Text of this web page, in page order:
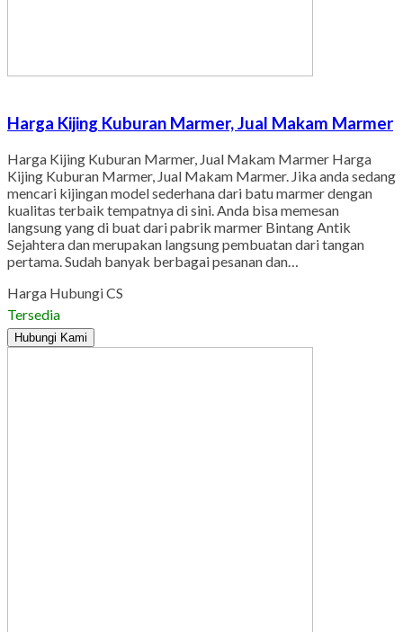
Harga Kijing Kuburan Marmer, Jual Makam Marmer
Harga Kijing Kuburan Marmer, Jual Makam Marmer Harga
Kijing Kuburan Marmer, Jual Makam Marmer. Jika anda sedang
mencari kijingan model sederhana dari batu marmer dengan
kualitas terbaik tempatnya di sini. Anda bisa memesan
langsung yang di buat dari pabrik marmer Bintang Antik
Sejahtera dan merupakan langsung pembuatan dari tangan
pertama. Sudah banyak berbagai pesanan dan…
Harga Hubungi CS
Tersedia
Hubungi Kami